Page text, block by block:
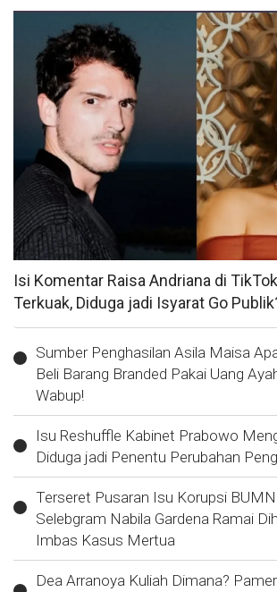
Isi Komentar Raisa Andriana di
Terkuak, Diduga jadi Isyarat Go
Sumber Penghasilan Asila Maisa
Beli Barang Branded Pakai Uang
Wabup!
Isu Reshuffle Kabinet Prabowo
Diduga jadi Penentu Perubahan
Terseret Pusaran Isu Korupsi
Selebgram Nabila Gardena Ramai
Imbas Kasus Mertua
Dea Arranoya Kuliah Dimana?